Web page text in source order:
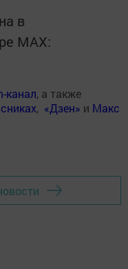
в
MАХ:
канал, а также
, «Дзен» и Макс